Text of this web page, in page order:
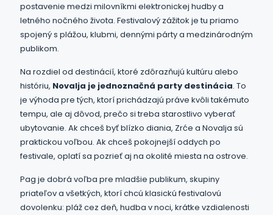
postavenie medzi milovníkmi elektronickej hudby a
letného nočného života. Festivalový zážitok je tu priamo
spojený s plážou, klubmi, dennými párty a medzinárodným
publikom.
Na rozdiel od destinácií, ktoré zdôrazňujú kultúru alebo
históriu, Novalja je jednoznačná party destinácia. To
je výhoda pre tých, ktorí prichádzajú práve kvôli takémuto
tempu, ale aj dôvod, prečo si treba starostlivo vyberať
ubytovanie. Ak chceš byť blízko diania, Zrće a Novalja sú
praktickou voľbou. Ak chceš pokojnejší oddych po
festivale, oplatí sa pozrieť aj na okolité miesta na ostrove.
Pag je dobrá voľba pre mladšie publikum, skupiny
priateľov a všetkých, ktorí chcú klasickú festivalovú
dovolenku: pláž cez deň, hudba v noci, krátke vzdialenosti